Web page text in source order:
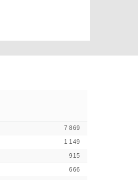
7 869
1 149
915
666